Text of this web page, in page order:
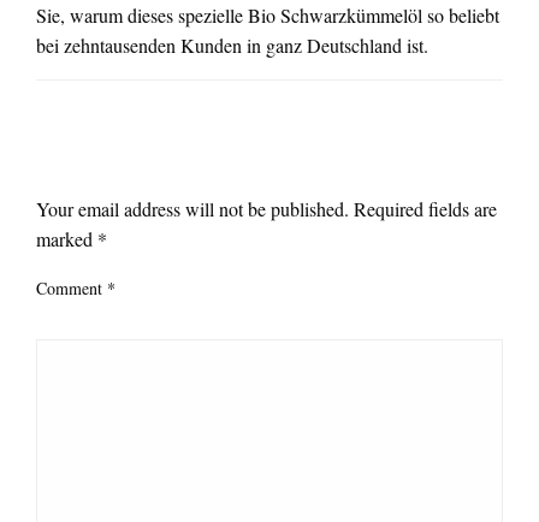
Sie, warum dieses spezielle Bio Schwarzkümmelöl so beliebt
bei zehntausenden Kunden in ganz Deutschland ist.
Your email address will not be published. Required fields are
marked *
Comment *